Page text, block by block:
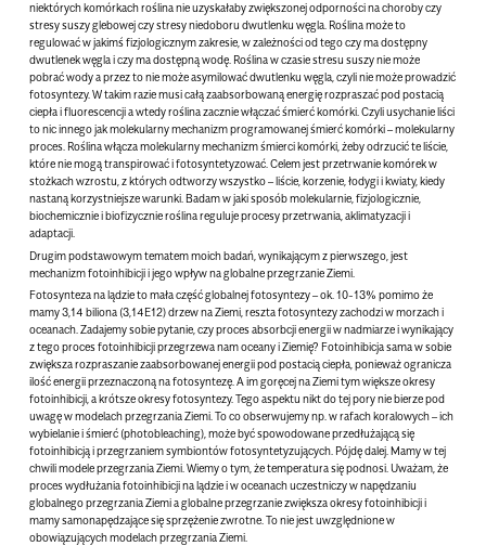
niektórych komórkach roślina nie uzyskałaby zwiększonej odporności na choroby czy
stresy suszy glebowej czy stresy niedoboru dwutlenku węgla. Roślina może to
regulować w jakimś fizjologicznym zakresie, w zależności od tego czy ma dostępny
dwutlenek węgla i czy ma dostępną wodę. Roślina w czasie stresu suszy nie może
pobrać wody a przez to nie może asymilować dwutlenku węgla, czyli nie może prowadzić
fotosyntezy. W takim razie musi całą zaabsorbowaną energię rozpraszać pod postacią
ciepła i fluorescencji a wtedy roślina zacznie włączać śmierć komórki. Czyli usychanie liści
to nic innego jak molekularny mechanizm programowanej śmierć komórki – molekularny
proces. Roślina włącza molekularny mechanizm śmierci komórki, żeby odrzucić te liście,
które nie mogą transpirować i fotosyntetyzować. Celem jest przetrwanie komórek w
stożkach wzrostu, z których odtworzy wszystko – liście, korzenie, łodygi i kwiaty, kiedy
nastaną korzystniejsze warunki. Badam w jaki sposób molekularnie, fizjologicznie,
biochemicznie i biofizycznie roślina reguluje procesy przetrwania, aklimatyzacji i
adaptacji.
Drugim podstawowym tematem moich badań, wynikającym z pierwszego, jest
mechanizm fotoinhibicji i jego wpływ na globalne przegrzanie Ziemi.
Fotosynteza na lądzie to mała część globalnej fotosyntezy – ok. 10-13% pomimo że
mamy 3,14 biliona (3,14E12) drzew na Ziemi, reszta fotosyntezy zachodzi w morzach i
oceanach. Zadajemy sobie pytanie, czy proces absorbcji energii w nadmiarze i wynikający
z tego proces fotoinhibicji przegrzewa nam oceany i Ziemię? Fotoinhibicja sama w sobie
zwiększa rozpraszanie zaabsorbowanej energii pod postacią ciepła, ponieważ ogranicza
ilość energii przeznaczoną na fotosyntezę. A im goręcej na Ziemi tym większe okresy
fotoinhibicji, a krótsze okresy fotosyntezy. Tego aspektu nikt do tej pory nie bierze pod
uwagę w modelach przegrzania Ziemi. To co obserwujemy np. w rafach koralowych – ich
wybielanie i śmierć (photobleaching), może być spowodowane przedłużającą się
fotoinhibicją i przegrzaniem symbiontów fotosyntetyzujących. Pójdę dalej. Mamy w tej
chwili modele przegrzania Ziemi. Wiemy o tym, że temperatura się podnosi. Uważam, że
proces wydłużania fotoinhibicji na lądzie i w oceanach uczestniczy w napędzaniu
globalnego przegrzania Ziemi a globalne przegrzanie zwiększa okresy fotoinhibicji i
mamy samonapędzające się sprzężenie zwrotne. To nie jest uwzględnione w
obowiązujących modelach przegrzania Ziemi.